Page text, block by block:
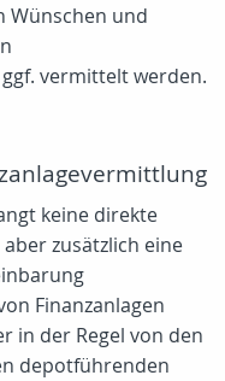
Wünschen und
vermittelt werden.
keine direkte
zusätzlich eine
Finanzanlagen
in der Regel von den
depotführenden